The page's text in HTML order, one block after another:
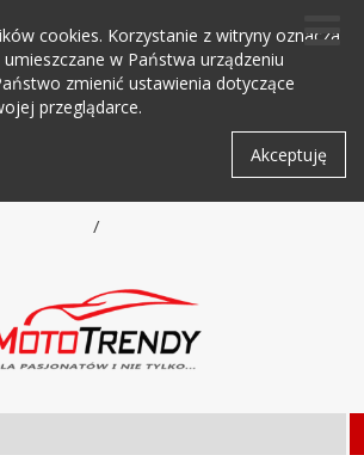
cookies. Korzystanie z witryny oznacza
w Państwa urządzeniu
zmienić ustawienia dotyczące
przeglądarce.
Akceptuję
/